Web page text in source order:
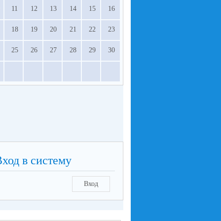
11 12 13 14 15 16
18 19 20 21 22 23
25 26 27 28 29 30
в систему
Вход